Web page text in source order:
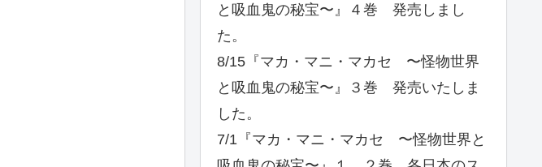
と吸血鬼の秘宝〜』４巻 発売しまし
た。
8/15『マカ・マニ・マカセ 〜怪物世界
と吸血鬼の秘宝〜』３巻 発売いたしま
した。
7/1『マカ・マニ・マカセ 〜怪物世界と